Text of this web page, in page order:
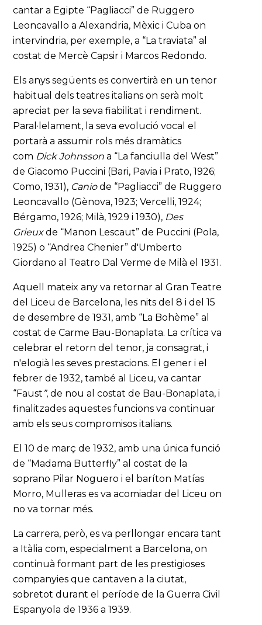
cantar a Egipte “Pagliacci” de Ruggero
Leoncavallo a Alexandria, Mèxic i Cuba on
intervindria, per exemple, a “La traviata” al
costat de Mercè Capsir i Marcos Redondo.
Els anys següents es convertirà en un tenor
habitual dels teatres italians on serà molt
apreciat per la seva fiabilitat i rendiment.
Paral·lelament, la seva evolució vocal el
portarà a assumir rols més dramàtics
com Dick Johnsson a “La fanciulla del West”
de Giacomo Puccini (Bari, Pavia i Prato, 1926;
Como, 1931), Caniode “Pagliacci” de Ruggero
Leoncavallo (Gènova, 1923; Vercelli, 1924;
Bérgamo, 1926; Milà, 1929 i 1930), Des
Grieuxde “Manon Lescaut” de Puccini (Pola,
1925) o “Andrea Chenier” d'Umberto
Giordano al Teatro Dal Verme de Milà el 1931.
Aquell mateix any va retornar al Gran Teatre
del Liceu de Barcelona, les nits del 8 i del 15
de desembre de 1931, amb “La Bohème” al
costat de Carme Bau-Bonaplata. La crítica va
celebrar el retorn del tenor, ja consagrat, i
n'elogià les seves prestacions. El gener i el
febrer de 1932, també al Liceu, va cantar
“Faust ”, de nou al costat de Bau-Bonaplata, i
finalitzades aquestes funcions va continuar
amb els seus compromisos italians.
El 10 de març de 1932, amb una única funció
de “Madama Butterfly” al costat de la
soprano Pilar Noguero i el baríton Matías
Morro, Mulleras es va acomiadar del Liceu on
no va tornar més.
La carrera, però, es va perllongar encara tant
a Itàlia com, especialment a Barcelona, on
continuà formant part de les prestigioses
companyies que cantaven a la ciutat,
sobretot durant el període de la Guerra Civil
Espanyola de 1936 a 1939.